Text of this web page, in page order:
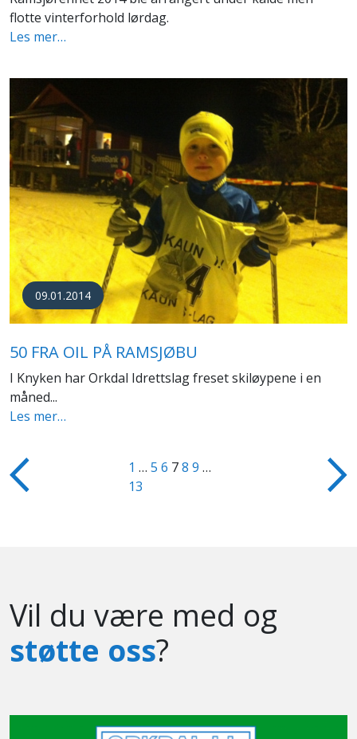
flotte vinterforhold lørdag.
Les mer…
09.01.2014
50 FRA OIL PÅ RAMSJØBU
I Knyken har Orkdal Idrettslag freset skiløypene i en
måned...
Les mer…
1 …5 6 78 9 …
13
Vil du være med og
støtte oss?